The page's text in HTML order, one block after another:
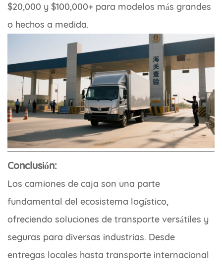
$20,000 y $100,000+ para modelos más grandes
o hechos a medida.
Conclusión:
Los camiones de caja son una parte
fundamental del ecosistema logístico,
ofreciendo soluciones de transporte versátiles y
seguras para diversas industrias. Desde
entregas locales hasta transporte internacional